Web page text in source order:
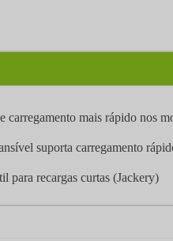
carregamento mais rápido nos
suporta carregamento
para recargas curtas (Jackery)